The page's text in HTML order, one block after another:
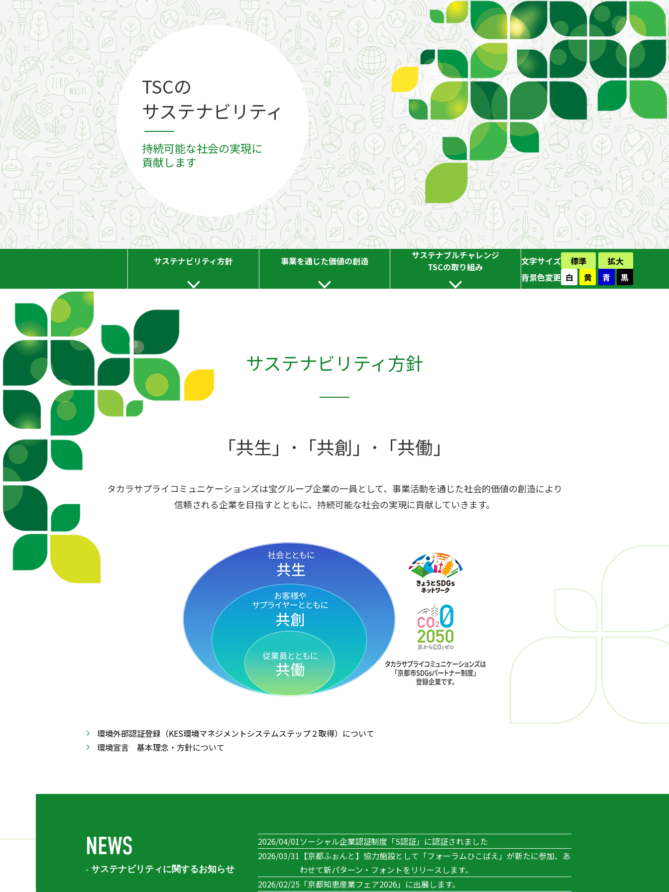
サステナビリティ方針 事業を通じた価値の創造
サステナブルチャレンジ
TSCの取り組み
文字サイズ 標準
拡大
背景色変更 白 黄 青 黒
TSCの
サステナビリティ
持続可能な社会の実現に
貢献します
サステナビリティ方針
「共生」･「共創」･「共働」
タカラサプライコミュニケーションズは宝グループ企業の一員として、事業活動を通じた社会的価値の創造により
信頼される企業を目指すとともに、持続可能な社会の実現に貢献していきます。
環境外部認証登録（KES環境マネジメントシステムステップ２取得）について
環境宣言 基本理念・方針について
NEWS 2026/04/01ソーシャル企業認証制度「S認証」に認証されました
2026/03/31 【京都ふぉんと】協力施設として「フォーラムひこばえ」が新たに参加、あ
わせて新パターン・フォントをリリースします。
2026/02/25 「京都知恵産業フェア2026」に出展します。